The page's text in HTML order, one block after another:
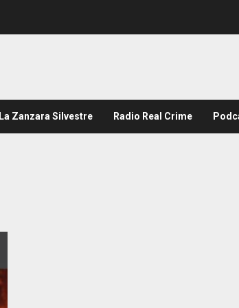
La Zanzara Silvestre Radio Real Crime